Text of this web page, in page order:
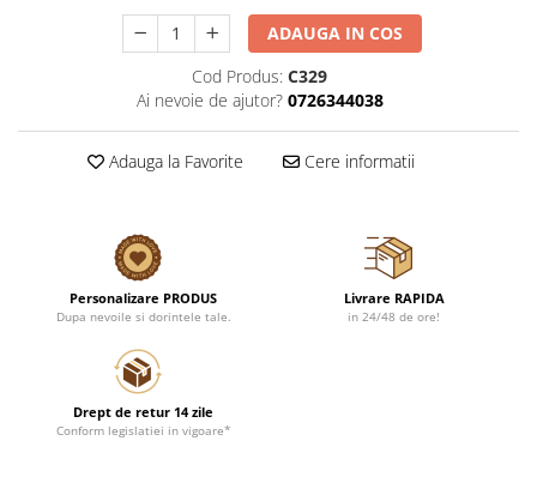
ADAUGA IN COS
Cod Produs: C329
Ai nevoie de ajutor? 0726344038
Adauga la Favorite Cere informatii
Personalizare PRODUS
Dupa nevoile si dorintele tale.
Livrare RAPIDA
in 24/48 de ore!
Drept de retur 14 zile
Conform legislatiei in vigoare*